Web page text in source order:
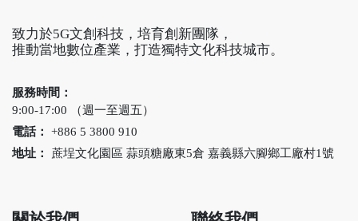
致力於5G文創科技，培育創新團隊，
推動當地數位產業，打造獨特文化科技城市。
服務時間：
9:00-17:00 （週一至週五）
電話： +886 5 3800 910
地址： 蔗埕文化園區 蒜頭糖廠東5倉 嘉義縣六腳鄉工廠村1號